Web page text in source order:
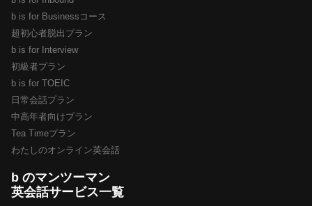
b is for Businessコース
超初心者脱出プラン
b is for Interview
初級者プラン
b is for TOEIC
日常会話プラン
中高年者向けプラン
Tea Timeプラン
わたしのオンライン英会話
b のマンツーマン
英会話サービス一覧